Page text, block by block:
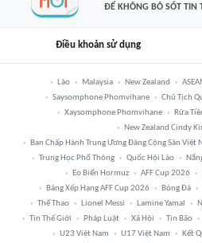
ĐỂ KHÔNG BỎ SÓT TIN
Điều khoản sử dụng
Lào Malaysia New Zealand
Saysomphone Phomvihane
Chủ Tịch
Xaysomphone Phomvihane
Rửa
New Zealand Cindy
Ban Chấp Hành Trung Ương Đảng Cộng Sản Việt
Trung Học Phổ Thông
Quốc Hội Lào
Eo Biển Hormuz
AFF Cup 2026
Bảng Xếp Hạng AFF Cup 2026
Bóng Đá
Thể Thao
Lionel Messi Lamine Yamal
Tin Thế Giới
Pháp Luật Xã Hội Tin Bão
U23 Việt Nam
U17 Việt Nam Kết